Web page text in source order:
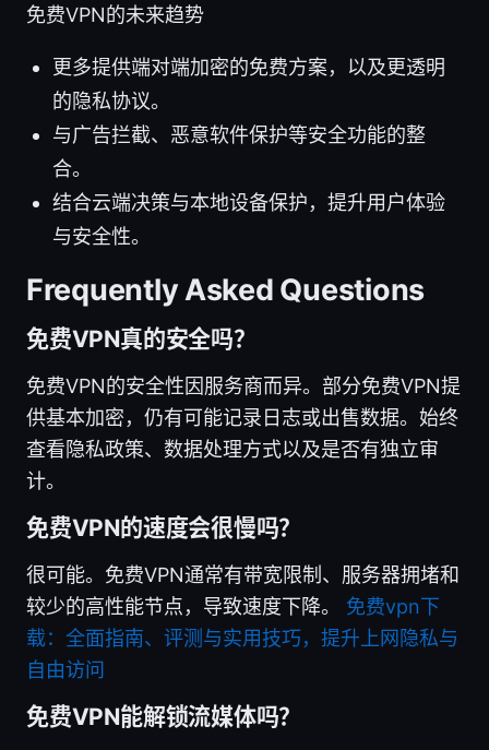
免费VPN的未来趋势
更多提供端对端加密的免费方案，以及更透明
的隐私协议。
与广告拦截、恶意软件保护等安全功能的整
合。
结合云端决策与本地设备保护，提升用户体验
与安全性。
Frequently Asked Questions
免费VPN真的安全吗？
免费VPN的安全性因服务商而异。部分免费VPN提
供基本加密，仍有可能记录日志或出售数据。始终
查看隐私政策、数据处理方式以及是否有独立审
计。
免费VPN的速度会很慢吗？
很可能。免费VPN通常有带宽限制、服务器拥堵和
较少的高性能节点，导致速度下降。 免费vpn下
载：全面指南、评测与实用技巧，提升上网隐私与
自由访问
免费VPN能解锁流媒体吗？